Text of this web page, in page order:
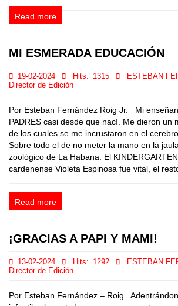
Read more
MI ESMERADA EDUCACIÓN
19-02-2024 Hits: 1315
ESTEBAN
Director de Edición
Por Esteban Fernández Roig Jr. Mi
PADRES casi desde que nací. Me dieron un
de los cuales se me incrustaron en el
Sobre todo el de no meter la mano en la
zoológico de La Habana. El
cardenense Violeta Espinosa fue vital, el resto
Read more
¡GRACIAS A PAPI Y MAMI!
13-02-2024 Hits: 1292
ESTEBAN
Director de Edición
Por Esteban Fernández – Roig